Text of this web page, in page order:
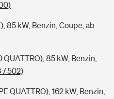
85 kW, Benzin, Coupe, ab
85 kW, Benzin,
/ 502)
QUATTRO), 162 kW, Benzin,